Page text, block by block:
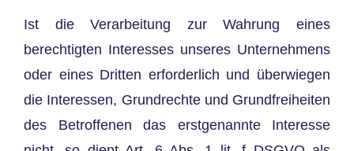
Ist die Verarbeitung zur Wahrung eines
berechtigten Interesses unseres Unternehmens
oder eines Dritten erforderlich und überwiegen
die Interessen, Grundrechte und Grundfreiheiten
des Betroffenen das erstgenannte Interesse